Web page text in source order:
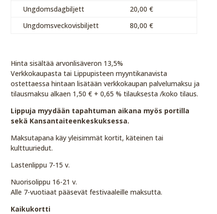
Ungdomsdagbiljett
20,00 €
Ungdomsveckovisbiljett
80,00 €
Hinta sisältää arvonlisäveron 13,5%
Verkkokaupasta tai Lippupisteen myyntikanavista
ostettaessa hintaan lisätään verkkokaupan palvelumaksu ja
tilausmaksu alkaen 1,50 € + 0,65 % tilauksesta /koko tilaus.
Lippuja myydään tapahtuman aikana myös portilla
sekä Kansantaiteenkeskuksessa.
Maksutapana käy yleisimmät kortit, käteinen tai
kulttuuriedut.
Lastenlippu 7-15 v.
Nuorisolippu 16-21 v.
Alle 7-vuotiaat pääsevät festivaaleille maksutta.
Kaikukortti